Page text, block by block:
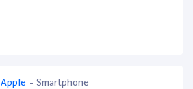
Apple - Smartphone